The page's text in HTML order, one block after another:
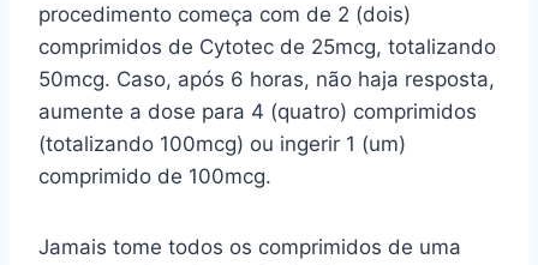
procedimento começa com de 2 (dois)
comprimidos de Cytotec de 25mcg, totalizando
50mcg. Caso, após 6 horas, não haja resposta,
aumente a dose para 4 (quatro) comprimidos
(totalizando 100mcg) ou ingerir 1 (um)
comprimido de 100mcg.
Jamais tome todos os comprimidos de uma